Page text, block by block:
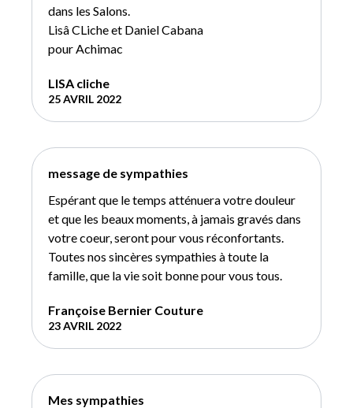
dans les Salons.
Lisâ CLiche et Daniel Cabana
pour Achimac
LISA cliche
25 AVRIL 2022
message de sympathies
Espérant que le temps atténuera votre douleur
et que les beaux moments, à jamais gravés dans
votre coeur, seront pour vous réconfortants.
Toutes nos sincères sympathies à toute la
famille, que la vie soit bonne pour vous tous.
Françoise Bernier Couture
23 AVRIL 2022
Mes sympathies